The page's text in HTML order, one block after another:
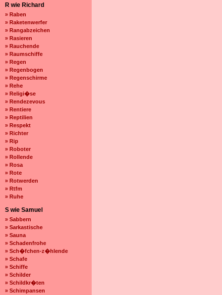
R wie Richard
» Raben
» Raketenwerfer
» Rangabzeichen
» Rasieren
» Rauchende
» Raumschiffe
» Regen
» Regenbogen
» Regenschirme
» Rehe
» Religi�se
» Rendezevous
» Rentiere
» Reptilien
» Respekt
» Richter
» Rip
» Roboter
» Rollende
» Rosa
» Rote
» Rotwerden
» Rtfm
» Ruhe
S wie Samuel
» Sabbern
» Sarkastische
» Sauna
» Schadenfrohe
» Sch�fchen-z�hlende
» Schafe
» Schiffe
» Schilder
» Schildkr�ten
» Schimpansen